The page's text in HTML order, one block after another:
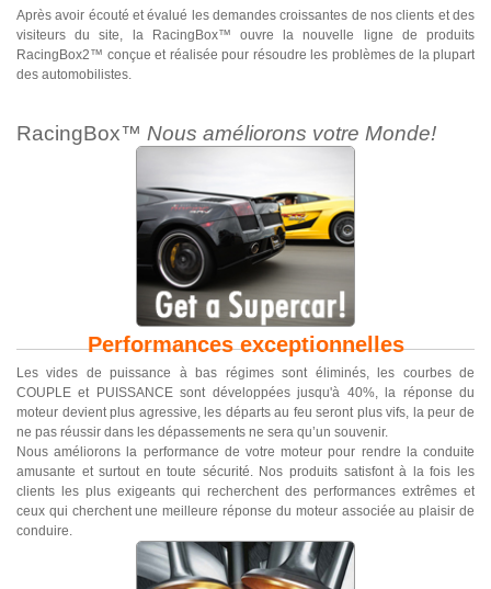
Après avoir écouté et évalué les demandes croissantes de nos clients et des
visiteurs du site, la RacingBox™ ouvre la nouvelle ligne de produits
RacingBox2™ conçue et réalisée pour résoudre les problèmes de la plupart
des automobilistes.
RacingBox™ Nous améliorons votre Monde!
Performances exceptionnelles
Les vides de puissance à bas régimes sont éliminés, les courbes de
COUPLE et PUISSANCE sont développées jusqu'à 40%, la réponse du
moteur devient plus agressive, les départs au feu seront plus vifs, la peur de
ne pas réussir dans les dépassements ne sera qu’un souvenir.
Nous améliorons la performance de votre moteur pour rendre la conduite
amusante et surtout en toute sécurité. Nos produits satisfont à la fois les
clients les plus exigeants qui recherchent des performances extrêmes et
ceux qui cherchent une meilleure réponse du moteur associée au plaisir de
conduire.